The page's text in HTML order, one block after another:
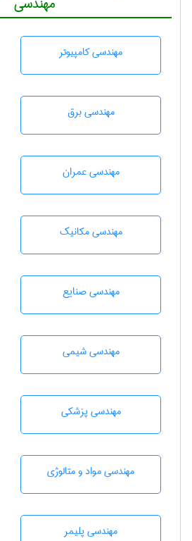
مهندسی كامپيوتر
مهندسی برق
مهندسی عمران
مهندسی مکانیک
مهندسی صنايع
مهندسي شيمی
مهندسی پزشکی
مهندسی مواد و متالوژی
مهندسی پليمر